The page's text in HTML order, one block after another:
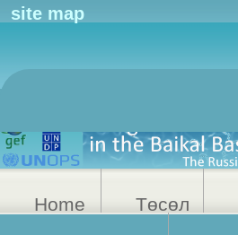
site map
Advanced
Search…
Home Төсөл